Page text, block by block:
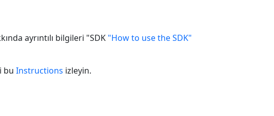
ayrıntılı bilgileri "SDK "How to use the SDK"
bu Instructions izleyin.